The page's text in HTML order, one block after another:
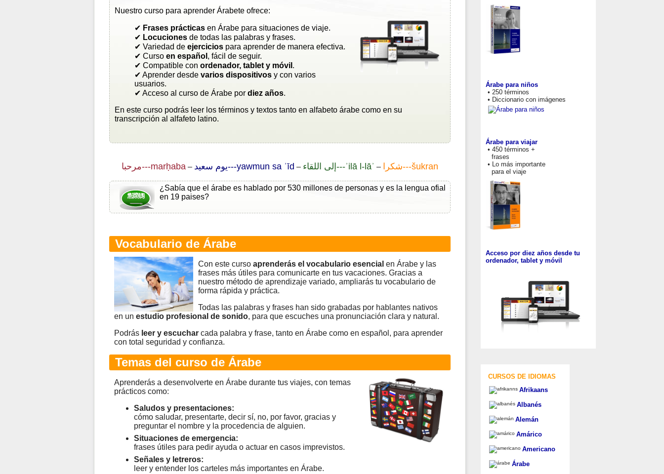
Nuestro curso para aprender Árabete ofrece:
✔ Frases prácticasen Árabe para situaciones de viaje.
✔ Locucionesde todas las palabras y frases.
✔ Variedad de ejerciciospara aprender de manera efectiva.
✔ Curso en español , fácil de seguir.
✔ Compatible con ordenador, tablet y móvil .
✔ Aprender desde varios dispositivosy con varios
usuarios.
✔ Acceso al curso de Árabe por diez años.
En este curso podrás leer los términos y textos tanto en alfabeto árabe como en su
transcripción al alfafeto latino.
مرحبا---marḥaba – يوم سعيد---yawmun sa ʾīd – إلى اللقاء---ʾilā l-lāʾ – شكرا---šukran
¿Sabía que el árabe es hablado por 530 millones de personas y es la lengua ofial
en 19 paises?
Vocabulario de Árabe
Con este curso aprenderás el vocabulario esencial en Árabe y las
frases más útiles para comunicarte en tus vacaciones. Gracias a
nuestro método de aprendizaje variado, ampliarás tu vocabulario de
forma rápida y práctica.
Todas las palabras y frases han sido grabadas por hablantes nativos
en un estudio profesional de sonido, para que escuches una pronunciación clara y natural.
Podrás leer y escucharcada palabra y frase, tanto en Árabe como en español, para aprender
con total seguridad y confianza.
Temas del curso de Árabe
Aprenderás a desenvolverte en Árabe durante tus viajes, con temas
prácticos como:
Saludos y presentaciones:
cómo saludar, presentarte, decir sí, no, por favor, gracias y
preguntar el nombre y la procedencia de alguien.
Situaciones de emergencia:
frases útiles para pedir ayuda o actuar en casos imprevistos.
Señales y letreros:
leer y entender los carteles más importantes en Árabe.
Árabe para niños
• 250 términos
• Diccionario con imágenes
Árabe para viajar
• 450 términos +
frases
• Lo más importante
para el viaje
Acceso por diez años desde tu
ordenador, tablet y móvil
CURSOS DE IDIOMAS
Afrikaans
Albanés
Alemán
Amárico
Americano
Árabe